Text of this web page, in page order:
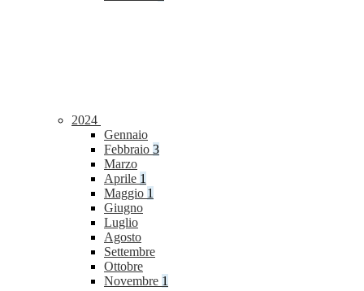
2024
Gennaio
Febbraio 3
Marzo
Aprile 1
Maggio 1
Giugno
Luglio
Agosto
Settembre
Ottobre
Novembre 1